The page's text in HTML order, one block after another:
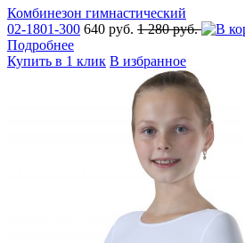
Комбинезон гимнастический
02-1801-300 640 руб. 1 280 руб.
Подробнее
Купить в 1 клик В избранное